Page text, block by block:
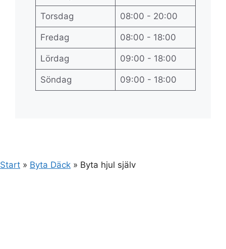
Torsdag 08:00 - 20:00
Fredag 08:00 - 18:00
Lördag 09:00 - 18:00
Söndag 09:00 - 18:00
Start » Byta Däck » Byta hjul själv